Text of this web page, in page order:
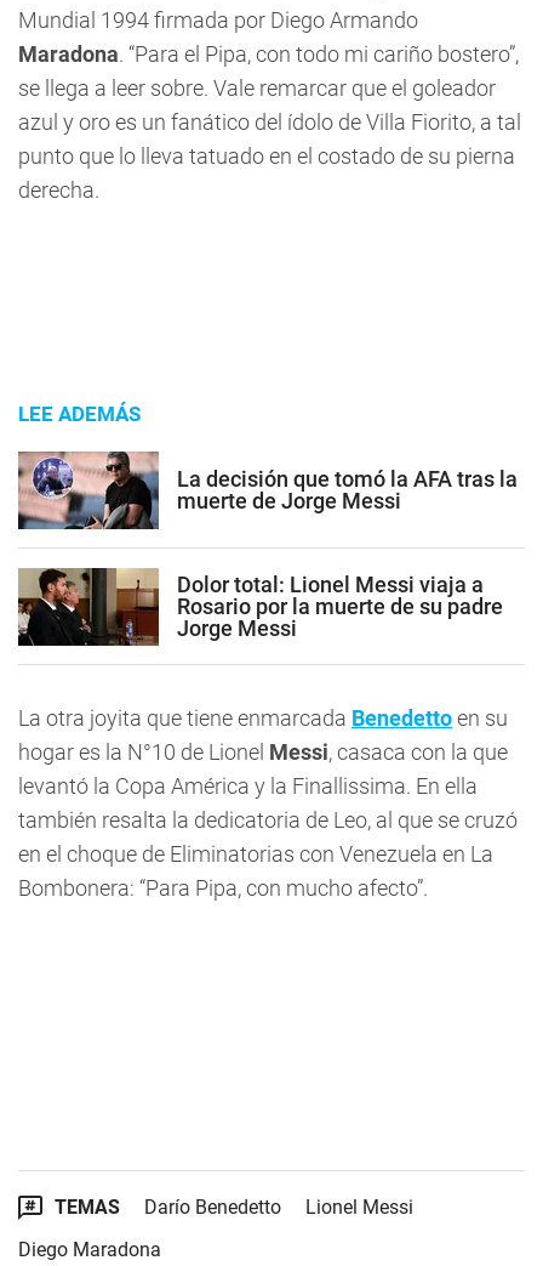
Mundial 1994 firmada por Diego Armando
Maradona. “Para el Pipa, con todo mi cariño bostero”,
se llega a leer sobre. Vale remarcar que el goleador
azul y oro es un fanático del ídolo de Villa Fiorito, a tal
punto que lo lleva tatuado en el costado de su pierna
derecha.
LEE ADEMÁS
La decisión que tomó la AFA tras la
muerte de Jorge Messi
Dolor total: Lionel Messi viaja a
Rosario por la muerte de su padre
Jorge Messi
La otra joyita que tiene enmarcada Benedettoen su
hogar es la N°10 de Lionel Messi, casaca con la que
levantó la Copa América y la Finallissima. En ella
también resalta la dedicatoria de Leo, al que se cruzó
en el choque de Eliminatorias con Venezuela en La
Bombonera: “Para Pipa, con mucho afecto”.
TEMAS Darío Benedetto
Lionel Messi
Diego Maradona